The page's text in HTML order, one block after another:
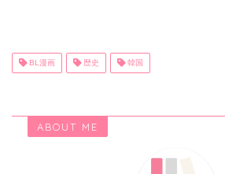
BL漫画 歴史 韓国
ABOUT ME